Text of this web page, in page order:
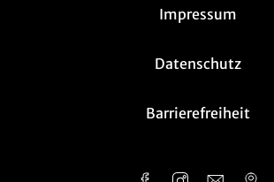
Impressum
Datenschutz
Barrierefreiheit